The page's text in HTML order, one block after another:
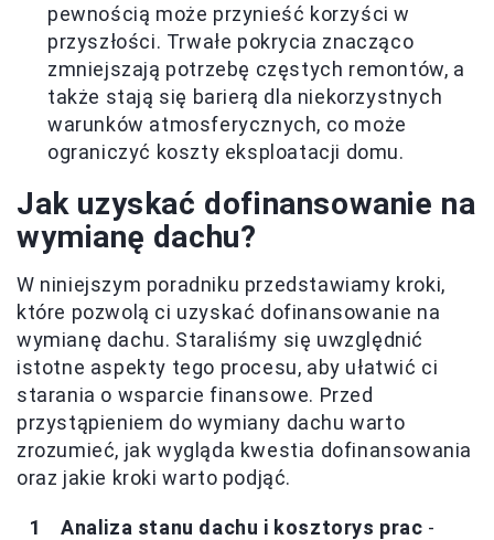
pewnością może przynieść korzyści w
przyszłości. Trwałe pokrycia znacząco
zmniejszają potrzebę częstych remontów, a
także stają się barierą dla niekorzystnych
warunków atmosferycznych, co może
ograniczyć koszty eksploatacji domu.
Jak uzyskać dofinansowanie na
wymianę dachu?
W niniejszym poradniku przedstawiamy kroki,
które pozwolą ci uzyskać dofinansowanie na
wymianę dachu. Staraliśmy się uwzględnić
istotne aspekty tego procesu, aby ułatwić ci
starania o wsparcie finansowe. Przed
przystąpieniem do wymiany dachu warto
zrozumieć, jak wygląda kwestia dofinansowania
oraz jakie kroki warto podjąć.
Analiza stanu dachu i kosztorys prac -